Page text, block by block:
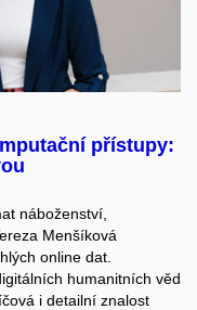
přístupy:
náboženství,
Menšíková
online dat.
humanitních věd
i detailní znalost